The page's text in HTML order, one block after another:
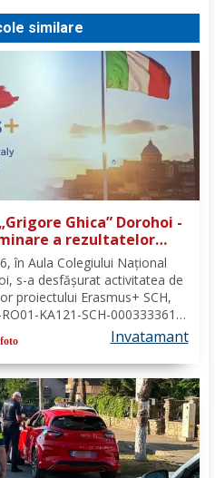
similare
Ghica” Dorohoi -
a rezultatelor
SCH, 2025-1-RO01-
în Aula Colegiului Național
s-a desfășurat activitatea de
proiectului Erasmus+ SCH,
KA121-SCH-000333361,
șef, doamna Hrab Cristina, și
Alexa...
Invatamant